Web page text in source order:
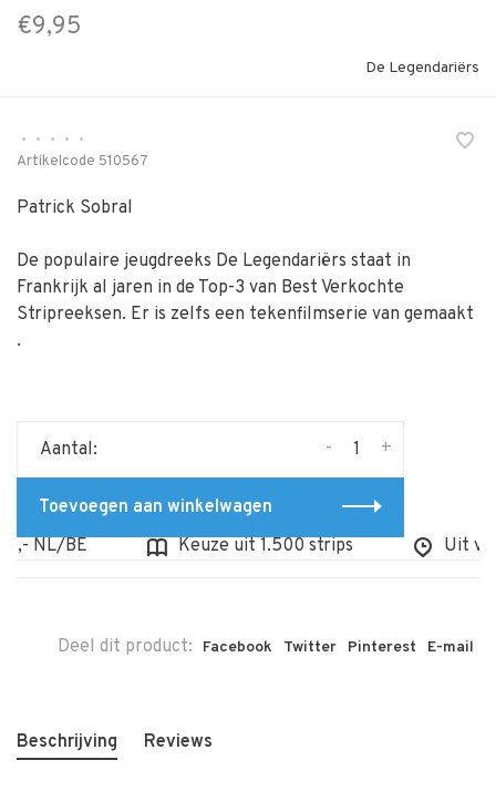
€9,95
De Legendariërs
• • • •
•
Artikelcode 510567
Patrick Sobral
De populaire jeugdreeks De Legendariërs staat in
Frankrijk al jaren in de Top-3 van Best Verkochte
Stripreeksen. Er is zelfs een tekenfilmserie van gemaakt
.
Aantal: +
-
Toevoegen aan winkelwagen
NL/BE
Keuze uit 1.500 strips Uit
Deel dit product: Facebook Twitter Pinterest E-mail
Beschrijving Reviews